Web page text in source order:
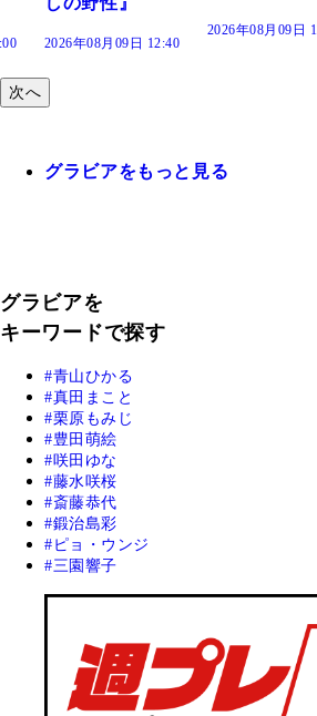
2026年08月09
次へ
グラビアをもっと見る
グラビアを
キーワードで探す
青山ひかる
真田まこと
栗原もみじ
豊田萌絵
咲田ゆな
藤水咲桜
斎藤恭代
鍛治島彩
ピョ・ウンジ
三園響子